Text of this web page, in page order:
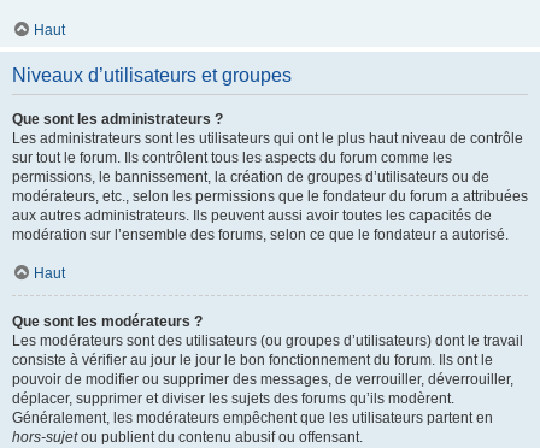
Haut
Niveaux d’utilisateurs et groupes
Que sont les administrateurs ?
Les administrateurs sont les utilisateurs qui ont le plus haut niveau de contrôle
sur tout le forum. Ils contrôlent tous les aspects du forum comme les
permissions, le bannissement, la création de groupes d’utilisateurs ou de
modérateurs, etc., selon les permissions que le fondateur du forum a attribuées
aux autres administrateurs. Ils peuvent aussi avoir toutes les capacités de
modération sur l’ensemble des forums, selon ce que le fondateur a autorisé.
Haut
Que sont les modérateurs ?
Les modérateurs sont des utilisateurs (ou groupes d’utilisateurs) dont le travail
consiste à vérifier au jour le jour le bon fonctionnement du forum. Ils ont le
pouvoir de modifier ou supprimer des messages, de verrouiller, déverrouiller,
déplacer, supprimer et diviser les sujets des forums qu’ils modèrent.
Généralement, les modérateurs empêchent que les utilisateurs partent en
hors-sujetou publient du contenu abusif ou offensant.